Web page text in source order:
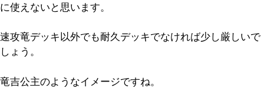
に使えないと思います。
速攻竜デッキ以外でも耐久デッキでなければ少し厳しいで
しょう。
竜吉公主のようなイメージですね。